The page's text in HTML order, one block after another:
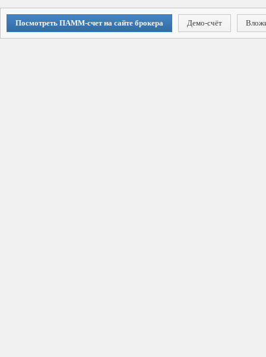
Посмотреть ПАММ-счет на сайте брокера